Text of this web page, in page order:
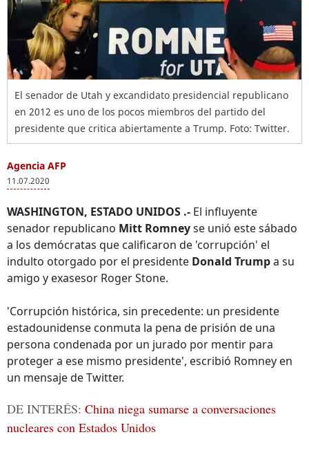
El senador de Utah y excandidato presidencial republicano
en 2012 es uno de los pocos miembros del partido del
presidente que critica abiertamente a Trump. Foto: Twitter.
Agencia AFP
11.07.2020
WASHINGTON, ESTADO UNIDOS .- El influyente
senador republicano Mitt Romneyse unió este sábado
a los demócratas que calificaron de 'corrupción' el
indulto otorgado por el presidente Donald Trumpa su
amigo y exasesor Roger Stone.
'Corrupción histórica, sin precedente: un presidente
estadounidense conmuta la pena de prisión de una
persona condenada por un jurado por mentir para
proteger a ese mismo presidente', escribió Romney en
un mensaje de Twitter.
DE INTERÉS: China niega sumarse a conversaciones
nucleares con Estados Unidos